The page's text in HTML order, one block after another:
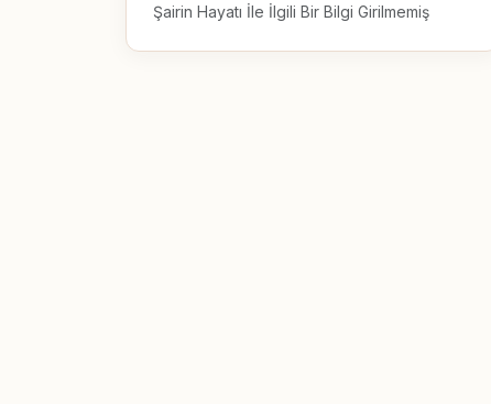
Şairin Hayatı İle İlgili Bir Bilgi Girilmemiş